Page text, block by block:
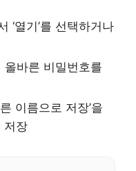
‘열기’를 선택하거나
올바른 비밀번호를
이름으로 저장’을
저장